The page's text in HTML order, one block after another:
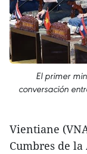
El primer
conversación
Vientiane
Cumbres de la